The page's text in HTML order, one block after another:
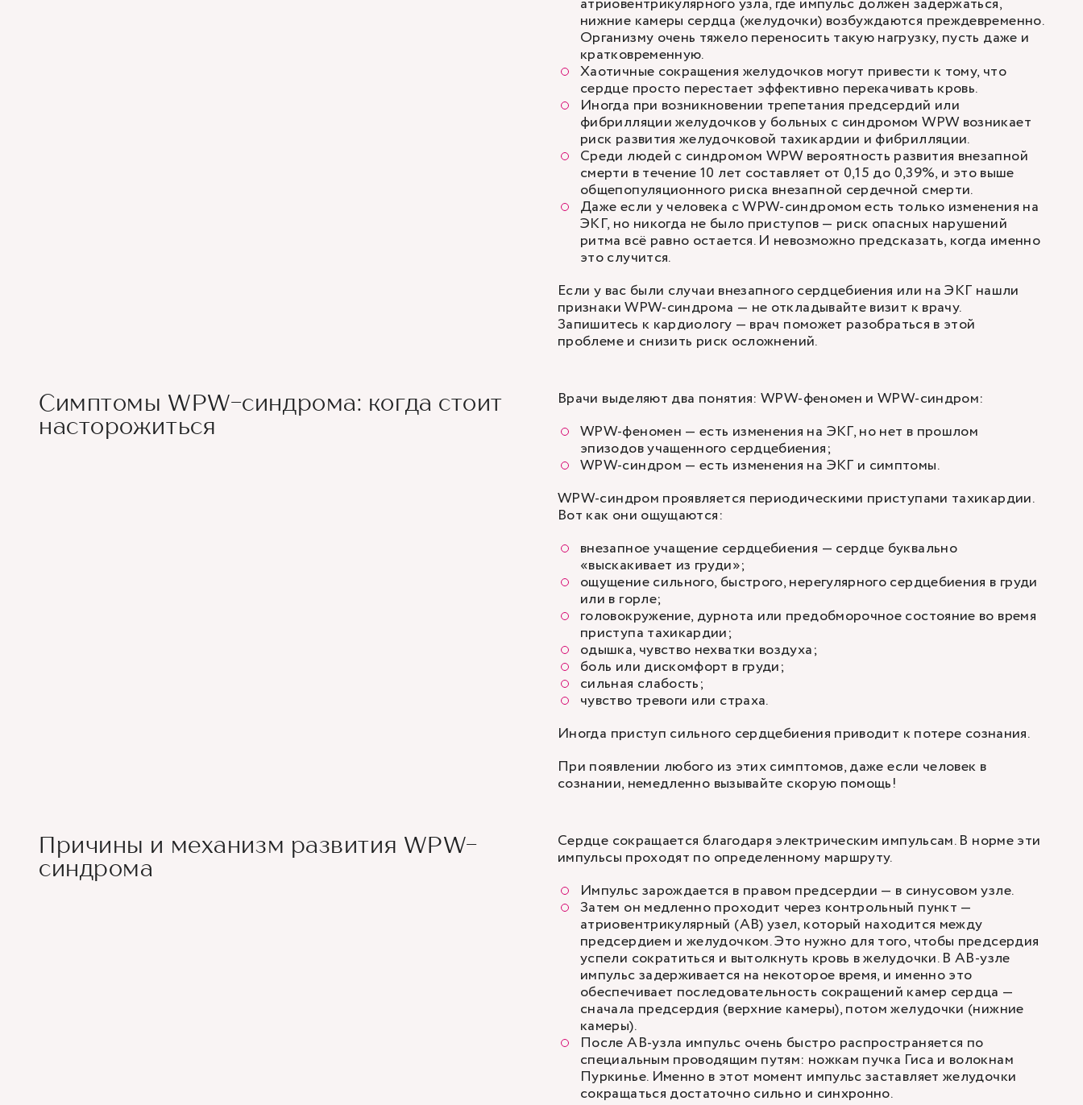
нижние камеры сердца (желудочки) возбуждаются преждевременно.
Организму очень тяжело переносить такую нагрузку, пусть даже и
кратковременную.
Хаотичные сокращения желудочков могут привести к тому, что
сердце просто перестает эффективно перекачивать кровь.
Иногда при возникновении трепетания предсердий или
фибрилляции желудочков у больных с синдромом WPW возникает
риск развития желудочковой тахикардии и фибрилляции.
Среди людей с синдромом WPW вероятность развития внезапной
смерти в течение 10 лет составляет от 0,15 до 0,39%, и это выше
общепопуляционного риска внезапной сердечной смерти.
Даже если у человека с WPW-синдромом есть только изменения на
ЭКГ, но никогда не было приступов — риск опасных нарушений
ритма всё равно остается. И невозможно предсказать, когда именно
это случится.
Если у вас были случаи внезапного сердцебиения или на ЭКГ нашли
признаки WPW-синдрома — не откладывайте визит к врачу.
Запишитесь к кардиологу — врач поможет разобраться в этой
проблеме и снизить риск осложнений.
Симптомы WPW-синдрома: когда стоит
насторожиться
Врачи выделяют два понятия: WPW-феномен и WPW-синдром:
WPW-феномен — есть изменения на ЭКГ, но нет в прошлом
эпизодовучащенного сердцебиения;
WPW-синдром — есть изменения на ЭКГ и симптомы.
WPW-синдром проявляется периодическими приступами тахикардии.
Вот как они ощущаются:
внезапное учащение сердцебиения — сердце буквально
«выскакивает из груди»;
ощущение сильного, быстрого, нерегулярного сердцебиения в груди
или в горле;
головокружение, дурнота или предобморочное состояние во время
приступа тахикардии;
одышка, чувство нехватки воздуха;
боль или дискомфорт в груди;
сильная слабость;
чувство тревоги или страха.
Иногда приступ сильного сердцебиения приводит к потере сознания.
При появлении любого из этих симптомов, даже если человек в
сознании, немедленно вызывайте скорую помощь!
Причины и механизм развития WPW-
синдрома
Сердце сокращается благодаря электрическим импульсам. В норме эти
импульсы проходят по определенному маршруту.
Импульс зарождается в правом предсердии — в синусовом узле.
Затем он медленно проходит через контрольный пункт —
атриовентрикулярный (АВ) узел, который находится между
предсердием и желудочком. Это нужно для того, чтобы предсердия
успели сократиться и вытолкнуть кровь в желудочки. В АВ-узле
импульс задерживается на некоторое время, и именно это
обеспечивает последовательность сокращений камер сердца —
сначала предсердия (верхние камеры), потом желудочки (нижние
камеры).
После АВ-узла импульс очень быстро распространяется по
специальным проводящим путям: ножкам пучка Гиса и волокнам
Пуркинье. Именно в этот момент импульс заставляет желудочки
сокращаться достаточно сильно и синхронно.